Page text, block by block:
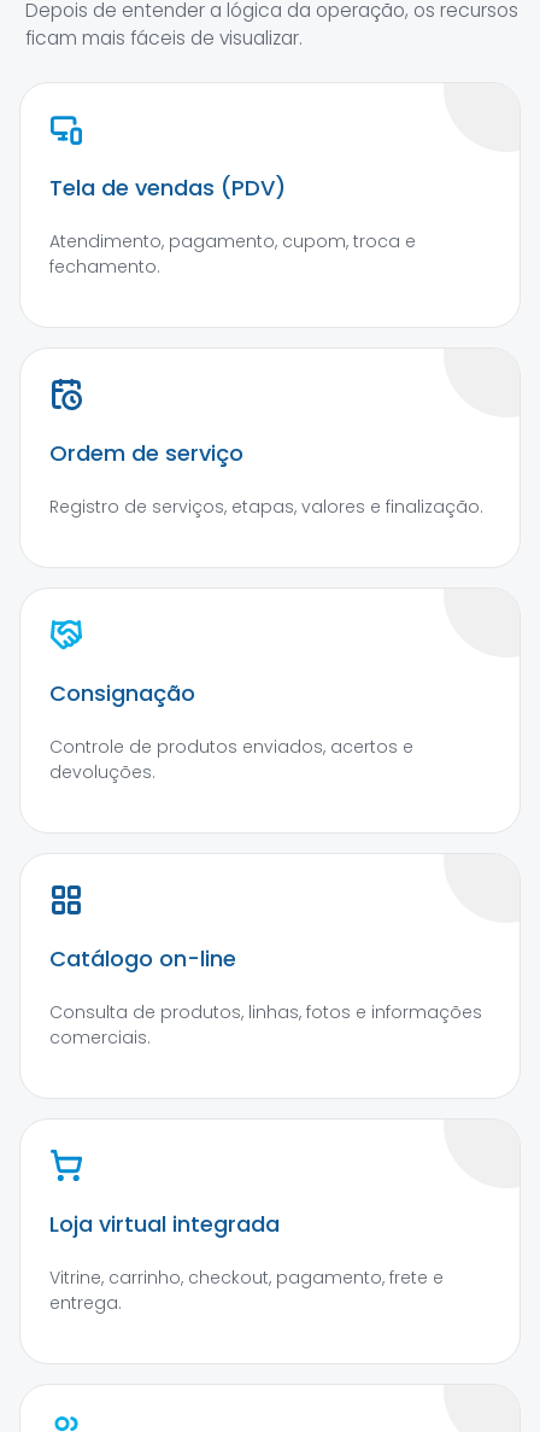
Depois de entender a lógica da operação, os recursos
ficam mais fáceis de visualizar.
Tela de vendas (PDV)
Atendimento, pagamento, cupom, troca e
fechamento.
Ordem de serviço
Registro de serviços, etapas, valores e finalização.
Consignação
Controle de produtos enviados, acertos e
devoluções.
Catálogo on-line
Consulta de produtos, linhas, fotos e informações
comerciais.
Loja virtual integrada
Vitrine, carrinho, checkout, pagamento, frete e
entrega.